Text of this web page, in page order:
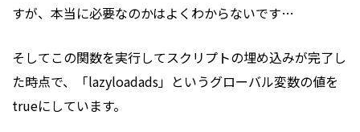
すが、本当に必要なのかはよくわからないです…
そしてこの関数を実行してスクリプトの埋め込みが完了し
た時点で、「lazyloadads」というグローバル変数の値を
trueにしています。